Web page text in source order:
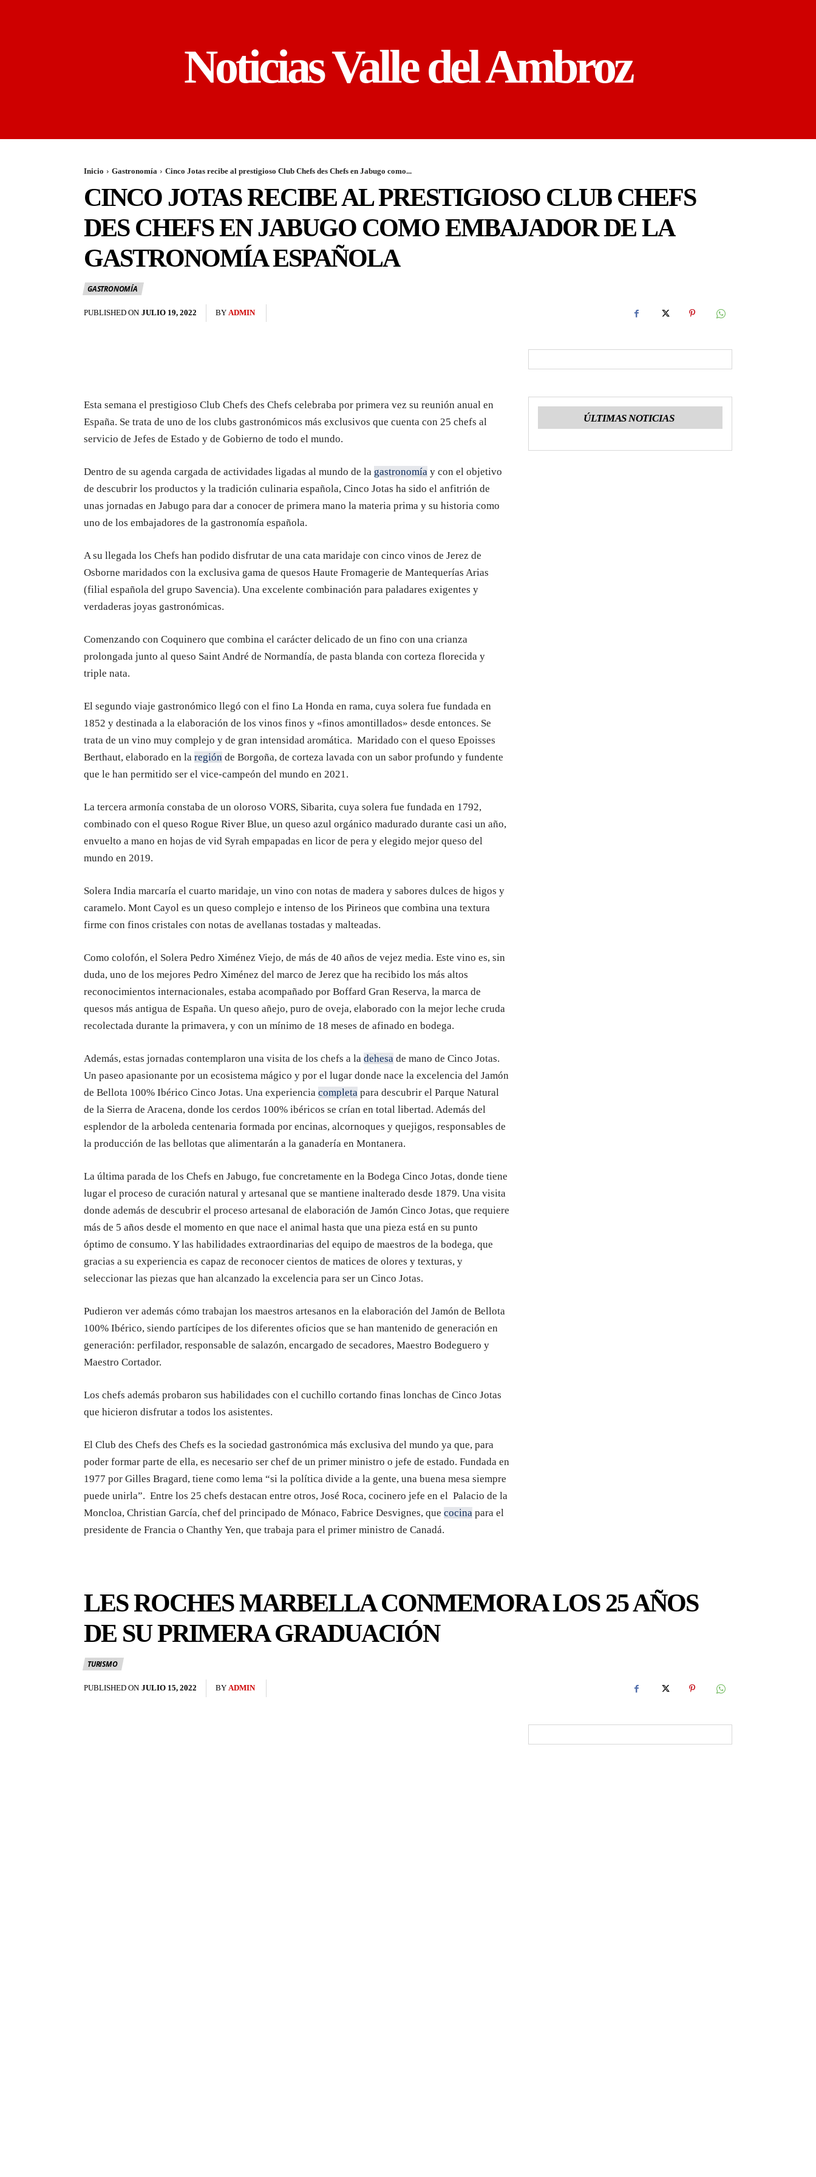
Noticias Valle del Ambroz
Inicio Gastronomía Cinco Jotas recibe al prestigioso Club Chefs des Chefs en Jabugo como...
CINCO JOTAS RECIBE AL PRESTIGIOSO CLUB CHEFS
DES CHEFS EN JABUGO COMO EMBAJADOR DE LA
GASTRONOMÍA ESPAÑOLA
GASTRONOMÍA
PUBLISHED ON JULIO 19, 2022 BY ADMIN
Esta semana el prestigioso Club Chefs des Chefs celebraba por primera vez su reunión anual en
España. Se trata de uno de los clubs gastronómicos más exclusivos que cuenta con 25 chefs al
servicio de Jefes de Estado y de Gobierno de todo el mundo.
Dentro de su agenda cargada de actividades ligadas al mundo de la gastronomía y con el objetivo
de descubrir los productos y la tradición culinaria española, Cinco Jotas ha sido el anfitrión de
unas jornadas en Jabugo para dar a conocer de primera mano la materia prima y su historia como
uno de los embajadores de la gastronomía española.
A su llegada los Chefs han podido disfrutar de una cata maridaje con cinco vinos de Jerez de
Osborne maridados con la exclusiva gama de quesos Haute Fromagerie de Mantequerías Arias
(filial española del grupo Savencia). Una excelente combinación para paladares exigentes y
verdaderas joyas gastronómicas.
Comenzando con Coquinero que combina el carácter delicado de un fino con una crianza
prolongada junto al queso Saint André de Normandía, de pasta blanda con corteza florecida y
triple nata.
El segundo viaje gastronómico llegó con el fino La Honda en rama, cuya solera fue fundada en
1852 y destinada a la elaboración de los vinos finos y «finos amontillados» desde entonces. Se
trata de un vino muy complejo y de gran intensidad aromática. Maridado con el queso Epoisses
Berthaut, elaborado en la región de Borgoña, de corteza lavada con un sabor profundo y fundente
que le han permitido ser el vice-campeón del mundo en 2021.
La tercera armonía constaba de un oloroso VORS, Sibarita, cuya solera fue fundada en 1792,
combinado con el queso Rogue River Blue, un queso azul orgánico madurado durante casi un año,
envuelto a mano en hojas de vid Syrah empapadas en licor de pera y elegido mejor queso del
mundo en 2019.
Solera India marcaría el cuarto maridaje, un vino con notas de madera y sabores dulces de higos y
caramelo. Mont Cayol es un queso complejo e intenso de los Pirineos que combina una textura
firme con finos cristales con notas de avellanas tostadas y malteadas.
Como colofón, el Solera Pedro Ximénez Viejo, de más de 40 años de vejez media. Este vino es, sin
duda, uno de los mejores Pedro Ximénez del marco de Jerez que ha recibido los más altos
reconocimientos internacionales, estaba acompañado por Boffard Gran Reserva, la marca de
quesos más antigua de España. Un queso añejo, puro de oveja, elaborado con la mejor leche cruda
recolectada durante la primavera, y con un mínimo de 18 meses de afinado en bodega.
Además, estas jornadas contemplaron una visita de los chefs a la dehesa de mano de Cinco Jotas.
Un paseo apasionante por un ecosistema mágico y por el lugar donde nace la excelencia del Jamón
de Bellota 100% Ibérico Cinco Jotas. Una experiencia completa para descubrir el Parque Natural
de la Sierra de Aracena, donde los cerdos 100% ibéricos se crían en total libertad. Además del
esplendor de la arboleda centenaria formada por encinas, alcornoques y quejigos, responsables de
la producción de las bellotas que alimentarán a la ganadería en Montanera.
La última parada de los Chefs en Jabugo, fue concretamente en la Bodega Cinco Jotas, donde tiene
lugar el proceso de curación natural y artesanal que se mantiene inalterado desde 1879. Una visita
donde además de descubrir el proceso artesanal de elaboración de Jamón Cinco Jotas, que requiere
más de 5 años desde el momento en que nace el animal hasta que una pieza está en su punto
óptimo de consumo. Y las habilidades extraordinarias del equipo de maestros de la bodega, que
gracias a su experiencia es capaz de reconocer cientos de matices de olores y texturas, y
seleccionar las piezas que han alcanzado la excelencia para ser un Cinco Jotas.
Pudieron ver además cómo trabajan los maestros artesanos en la elaboración del Jamón de Bellota
100% Ibérico, siendo partícipes de los diferentes oficios que se han mantenido de generación en
generación: perfilador, responsable de salazón, encargado de secadores, Maestro Bodeguero y
Maestro Cortador.
Los chefs además probaron sus habilidades con el cuchillo cortando finas lonchas de Cinco Jotas
que hicieron disfrutar a todos los asistentes.
El Club des Chefs des Chefs es la sociedad gastronómica más exclusiva del mundo ya que, para
poder formar parte de ella, es necesario ser chef de un primer ministro o jefe de estado. Fundada en
1977 por Gilles Bragard, tiene como lema “si la política divide a la gente, una buena mesa siempre
puede unirla”. Entre los 25 chefs destacan entre otros, José Roca, cocinero jefe en el Palacio de la
Moncloa, Christian García, chef del principado de Mónaco, Fabrice Desvignes, que cocina para el
presidente de Francia o Chanthy Yen, que trabaja para el primer ministro de Canadá.
ÚLTIMAS NOTICIAS